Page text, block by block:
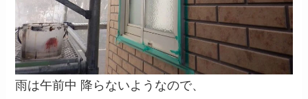
雨は午前中 降らないようなので、